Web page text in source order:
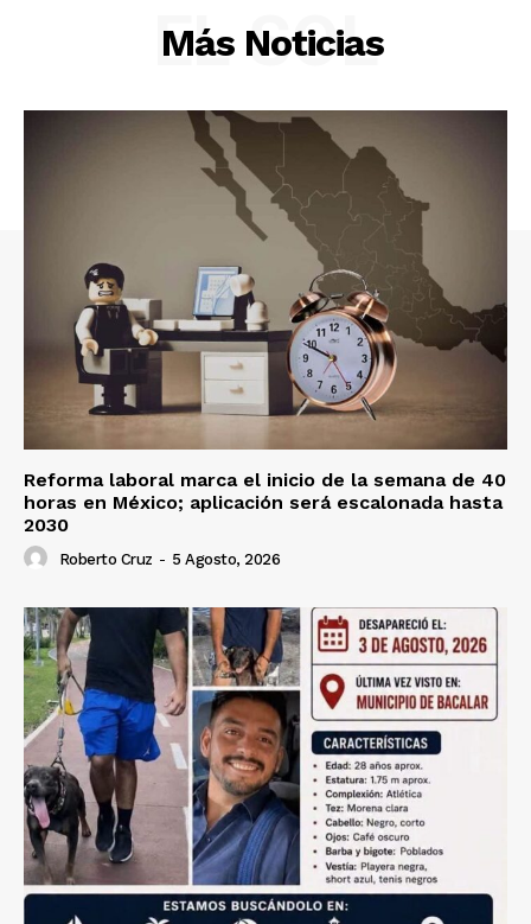
Más Noticias
EL SOL
Reforma laboral marca el inicio de la semana de 40
horas en México; aplicación será escalonada hasta
2030
Roberto Cruz - 5 Agosto, 2026